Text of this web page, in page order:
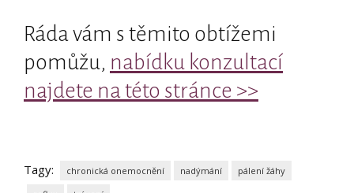
Ráda vám s těmito obtížemi
pomůžu, nabídku konzultací
najdete na této stránce >>
Tagy: chronická onemocnění nadýmání
pálení žáhy